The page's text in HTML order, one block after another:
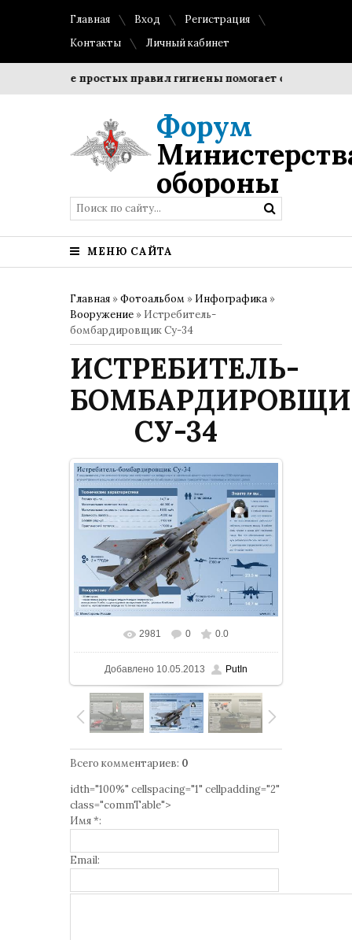
Главная Вход
Регистрация
Контакты
Личный кабинет
простых правил гигиены помогает сохранить
Форум
обороны
МЕНЮ САЙТА
Главная »Фотоальбом » Инфографика »
Вооружение » Истребитель-
бомбардировщик Су-34
ИСТРЕБИТЕЛЬ-
СУ-34
В реальном размере 1000x750
161.3Kb
2981 0 0.0
Добавлено 10.05.2013 PutIn
Всего комментариев: 0
idth="100%" cellspacing="1" cellpadding="2"
class="commTable">
Имя *:
Email: